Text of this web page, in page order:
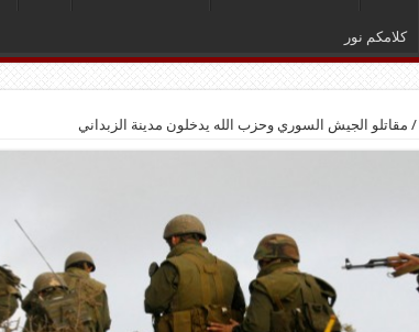
كلامكم نور
/ مقاتلو الجيش السوري وحزب الله يدخلون مدينة الزبداني